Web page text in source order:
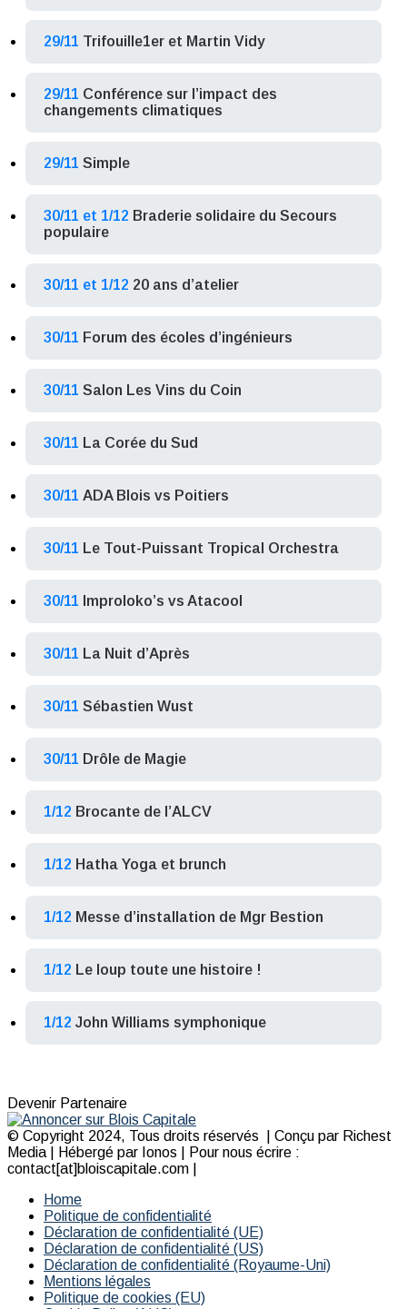
29/11 Trifouille1er et Martin Vidy
29/11 Conférence sur l’impact des
changements climatiques
29/11 Simple
30/11 et 1/12 Braderie solidaire du Secours
populaire
30/11 et 1/12 20 ans d’atelier
30/11 Forum des écoles d’ingénieurs
30/11 Salon Les Vins du Coin
30/11 La Corée du Sud
30/11 ADA Blois vs Poitiers
30/11 Le Tout-Puissant Tropical Orchestra
30/11 Improloko’s vs Atacool
30/11 La Nuit d’Après
30/11 Sébastien Wust
30/11 Drôle de Magie
1/12 Brocante de l’ALCV
1/12 Hatha Yoga et brunch
1/12 Messe d’installation de Mgr Bestion
1/12 Le loup toute une histoire !
1/12 John Williams symphonique
Devenir Partenaire
© Copyright 2024, Tous droits réservés | Conçu par Richest
Media | Hébergé par Ionos | Pour nous écrire :
contact[at]bloiscapitale.com |
Home
Politique de confidentialité
Déclaration de confidentialité (UE)
Déclaration de confidentialité (US)
Déclaration de confidentialité (Royaume-Uni)
Mentions légales
Politique de cookies (EU)